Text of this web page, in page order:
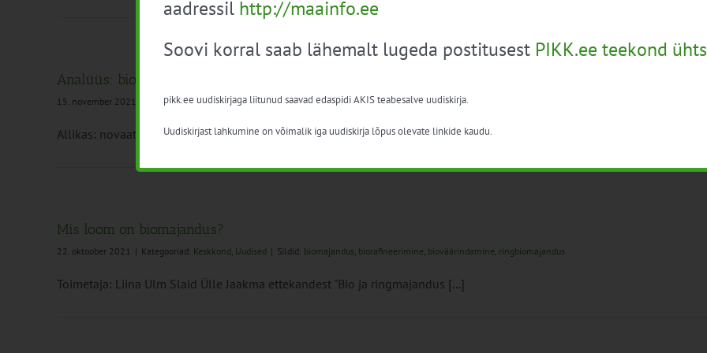
Analüüs: biokütustest on kasu, kuniks mets püsti jääb
15. november 2021 Kategooriad:Keskkond,Metsandus ,Uudised | Sildid:biokütus,biomajandus,süsinik
Allikas: novaator.ee, Jaan-Juhan Oidermaa Laialt kasutatavad biokütused vähendavad oluliselt süsihappegaasi [...]
Mis loom on biomajandus?
22. oktoober 2021 | Kategooriad: Keskkond, Uudised | Sildid: biomajandus, biorafineerimine, bioväärindamine, ringbiomajandus
Toimetaja: Liina Ulm Slaid Ülle Jaakma ettekandest "Bio ja ringmajandus [...]
aadressil http://maainfo.ee
Soovi korral saab lähemalt lugeda postitusest PIKK.ee teekond
pikk.ee uudiskirjaga liitunud saavad edaspidi AKIS teabesalve uudiskirja.
Uudiskirjast lahkumine on võimalik iga uudiskirja lõpus olevate linkide kaudu.